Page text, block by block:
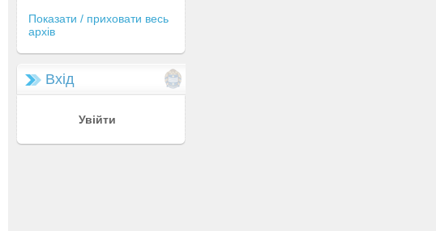
Показати / приховати весь
архів
Вхід
Увійти